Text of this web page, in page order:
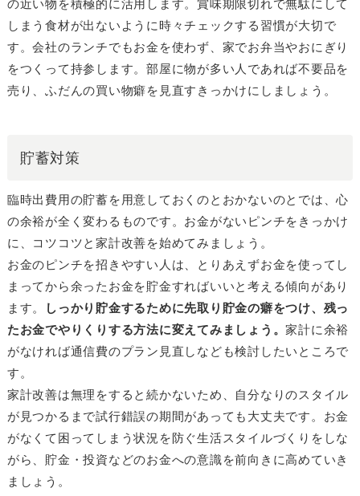
しまう食材が出ないように時々チェックする習慣が大切で
す。会社のランチでもお金を使わず、家でお弁当やおにぎり
をつくって持参します。部屋に物が多い人であれば不要品を
売り、ふだんの買い物癖を見直すきっかけにしましょう。
貯蓄対策
臨時出費用の貯蓄を用意しておくのとおかないのとでは、心
の余裕が全く変わるものです。お金がないピンチをきっかけ
に、コツコツと家計改善を始めてみましょう。
お金のピンチを招きやすい人は、とりあえずお金を使ってし
まってから余ったお金を貯金すればいいと考える傾向があり
ます。
しっかり貯金するために先取り貯金の癖をつけ、残っ
たお金でやりくりする方法に変えてみましょう。家計に余裕
がなければ通信費のプラン見直しなども検討したいところで
す。
家計改善は無理をすると続かないため、自分なりのスタイル
が見つかるまで試行錯誤の期間があっても大丈夫です。お金
がなくて困ってしまう状況を防ぐ生活スタイルづくりをしな
がら、貯金・投資などのお金への意識を前向きに高めていき
ましょう。